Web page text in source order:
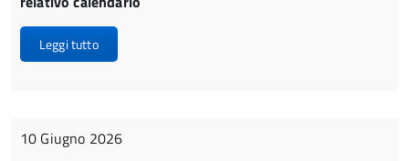
Leggi tutto
10 Giugno 2026